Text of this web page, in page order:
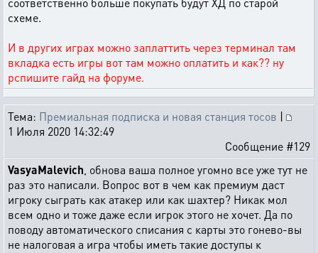
схеме.
И в других играх можно заплаттить через терминал там
вкладка есть игры вот там можно оплатить и как?? ну
рспишите гайд на форуме.
Тема: Премиальная подписка и новая станция тосов |
1 Июля 2020 14:32:49
Сообщение #129
VasyaMalevich , обнова ваша полное угомно все уже тут не
раз это написали. Вопрос вот в чем как премиум даст
игроку сыграть как атакер или как шахтер? Никак мол
всем одно и тоже даже если игрок этого не хочет. Да по
поводу автоматического списания с карты это гонево-вы
не налоговая а игра чтобы иметь такие доступы к